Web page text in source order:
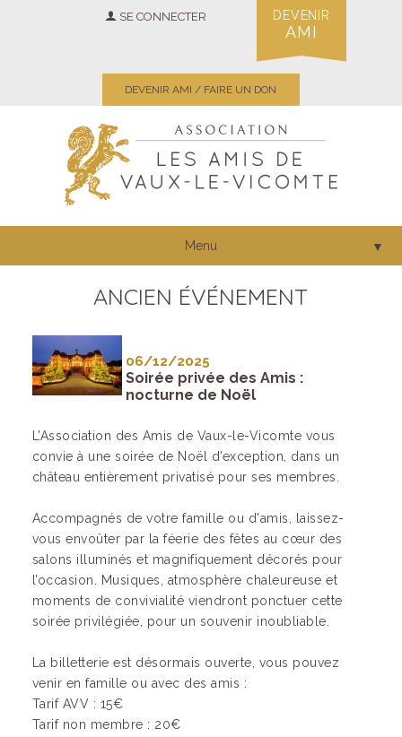
SE CONNECTER DEVENIR
AMI
DEVENIR AMI / FAIRE UN DON
Menu ▼
ANCIEN ÉVÉNEMENT
06/12/2025
Soirée privée des Amis :
nocturne de Noël
L’Association des Amis de Vaux-le-Vicomte vous
convie à une soirée de Noël d’exception, dans un
château entièrement privatisé pour ses membres.
Accompagnés de votre famille ou d'amis, laissez-
vous envoûter par la féerie des fêtes au cœur des
salons illuminés et magnifiquement décorés pour
l’occasion. Musiques, atmosphère chaleureuse et
moments de convivialité viendront ponctuer cette
soirée privilégiée, pour un souvenir inoubliable.
La billetterie est désormais ouverte, vous pouvez
venir en famille ou avec des amis :
Tarif AVV : 15€
Tarif non membre : 20€